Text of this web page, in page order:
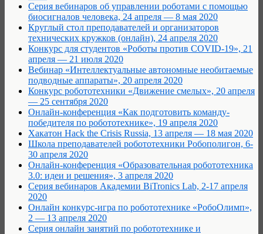
Cерия вебинаров об управлении роботами с помощью
биосигналов человека, 24 апреля — 8 мая 2020
Круглый стол преподавателей и организаторов
технических кружков (онлайн), 24 апреля 2020
Конкурс для студентов «Роботы против COVID-19», 21
апреля — 21 июля 2020
Вебинар «Интеллектуальные автономные необитаемые
подводные аппараты», 20 апреля 2020
Конкурс робототехники «Движение смелых», 20 апреля
— 25 сентября 2020
Онлайн-конференция «Как подготовить команду-
победителя по робототехнике», 19 апреля 2020
Хакатон Hack the Crisis Russia, 13 апреля — 18 мая 2020
Школа преподавателей робототехники Робополигон, 6-
30 апреля 2020
Онлайн-конференция «Образовательная робототехника
3.0: идеи и решения», 3 апреля 2020
Серия вебинаров Академии BiTronics Lab, 2-17 апреля
2020
Онлайн конкурс-игра по робототехнике «РобоОлимп»,
2 — 13 апреля 2020
Серия онлайн занятий по робототехнике и